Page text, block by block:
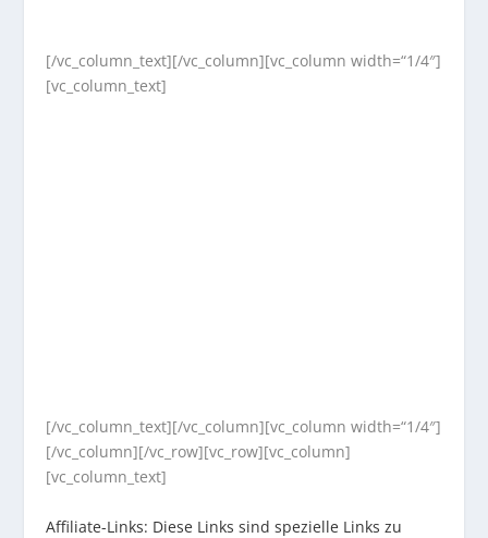
[/vc_column_text][/vc_column][vc_column width=“1/4″]
[vc_column_text]
[/vc_column_text][/vc_column][vc_column width=“1/4″]
[/vc_column][/vc_row][vc_row][vc_column]
[vc_column_text]
Affiliate-Links: Diese Links sind spezielle Links zu